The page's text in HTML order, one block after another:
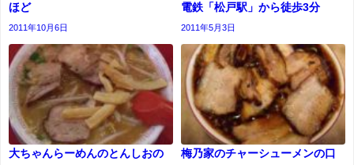
ほど
2011年10月6日
電鉄「松戸駅」から徒歩3分
2011年5月3日
大ちゃんらーめんのとんしおの
梅乃家のチャーシューメンの口